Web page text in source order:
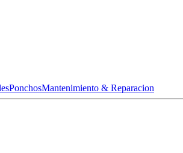
PonchosMantenimiento & Reparacion